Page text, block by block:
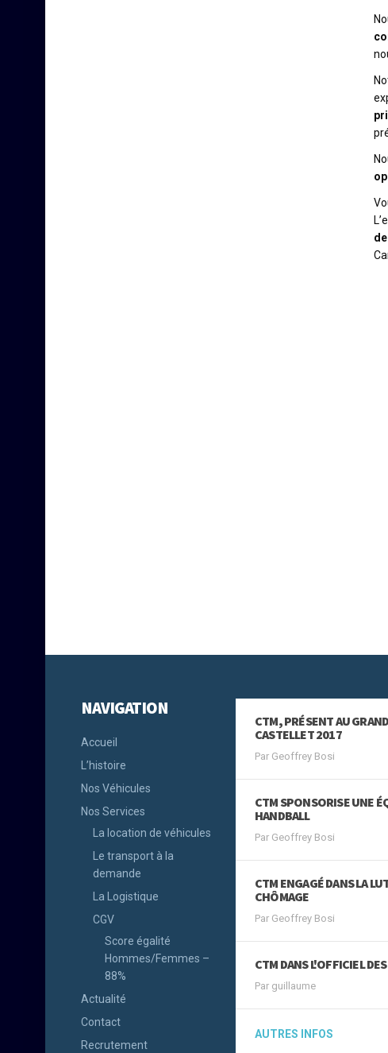
NAVIGATION
Accueil
L’histoire
Nos Véhicules
Nos Services
La location de véhicules
Le transport à la
demande
La Logistique
CGV
Score égalité
Hommes/Femmes –
88%
Actualité
Contact
Recrutement
CTM, PRÉSENT AU
CASTELLET 2017
Par Geoffrey Bosi
CTM SPONSORISE UNE
HANDBALL
Par Geoffrey Bosi
CTM ENGAGÉ DANS LA
CHÔMAGE
Par Geoffrey Bosi
CTM DANS L'OFFICIEL
Par guillaume
AUTRES INFOS